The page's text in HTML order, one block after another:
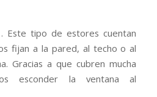
. Este tipo de estores cuentan
fijan a la pared, al techo o al
Gracias a que cubren mucha
esconder la ventana al